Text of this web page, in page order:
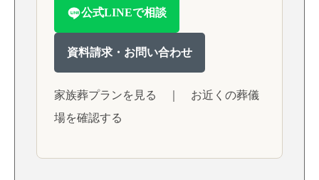
公式LINEで相談
資料請求・お問い合わせ
家族葬プランを見る
お近くの葬儀
場を確認する